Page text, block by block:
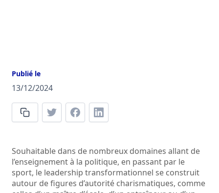
Publié le
13/12/2024
Souhaitable dans de nombreux domaines allant de
l’enseignement à la politique, en passant par le
sport, le leadership transformationnel se construit
autour de figures d’autorité charismatiques, comme